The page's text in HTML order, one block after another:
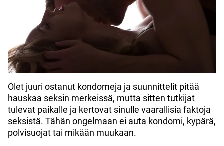
Olet juuri ostanut kondomeja ja suunnittelit pitää
hauskaa seksin merkeissä, mutta sitten tutkijat
tulevat paikalle ja kertovat sinulle vaarallisia faktoja
seksistä. Tähän ongelmaan ei auta kondomi, kypärä,
polvisuojat tai mikään muukaan.